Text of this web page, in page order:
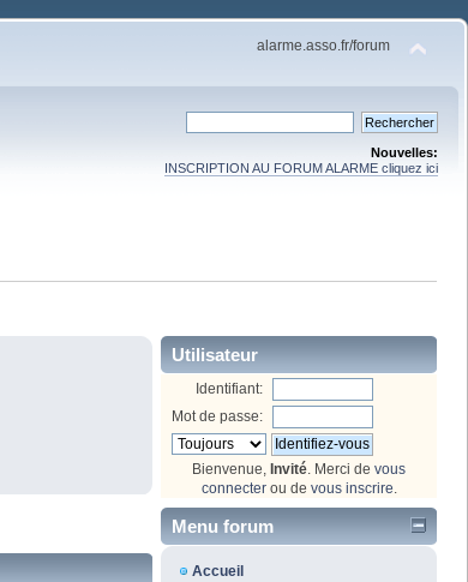
alarme.asso.fr/forum
Nouvelles:
INSCRIPTION AU FORUM ALARME cliquez ici
Utilisateur
Identifiant:
Mot de passe:
Bienvenue, Invité . Merci de vous
connecterou de vous inscrire
Menu forum
Accueil